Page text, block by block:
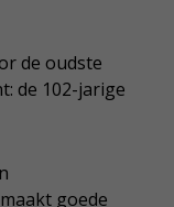
de oudste
de 102-jarige
goede